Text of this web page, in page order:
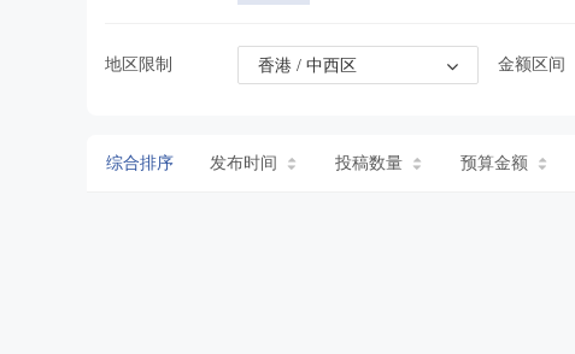
地区限制 香港 / 中西区 金额区间
综合排序 发布时间 投稿数量 预算金额